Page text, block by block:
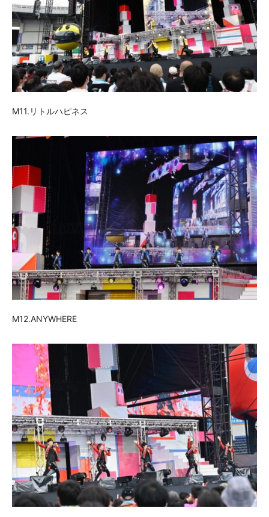
M11.リトルハピネス
M12.ANYWHERE